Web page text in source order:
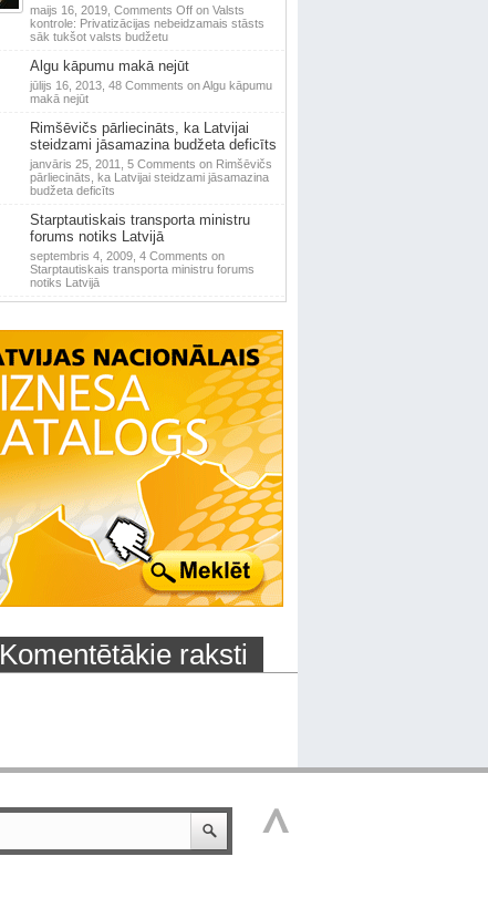
maijs 16, 2019, Comments Offon Valsts
kontrole: Privatizācijas nebeidzamais stāsts
sāk tukšot valsts budžetu
Algu kāpumu makā nejūt
jūlijs 16, 2013, 48 Comments on Algu kāpumu
makā nejūt
Rimšēvičs pārliecināts, ka Latvijai
steidzami jāsamazina budžeta deficīts
janvāris 25, 2011, 5 Comments on Rimšēvičs
pārliecināts, ka Latvijai steidzami jāsamazina
budžeta deficīts
Starptautiskais transporta ministru
forums notiks Latvijā
septembris 4, 2009, 4 Comments on
Starptautiskais transporta ministru forums
notiks Latvijā
Komentētākie raksti